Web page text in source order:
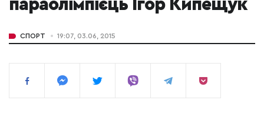
параолімпієць Ігор Кипещук
СПОРТ 19:07, 03.06, 2015